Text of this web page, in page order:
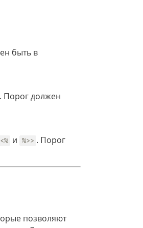
быть в
. Порог должен
и %>> . Порог
позволяют